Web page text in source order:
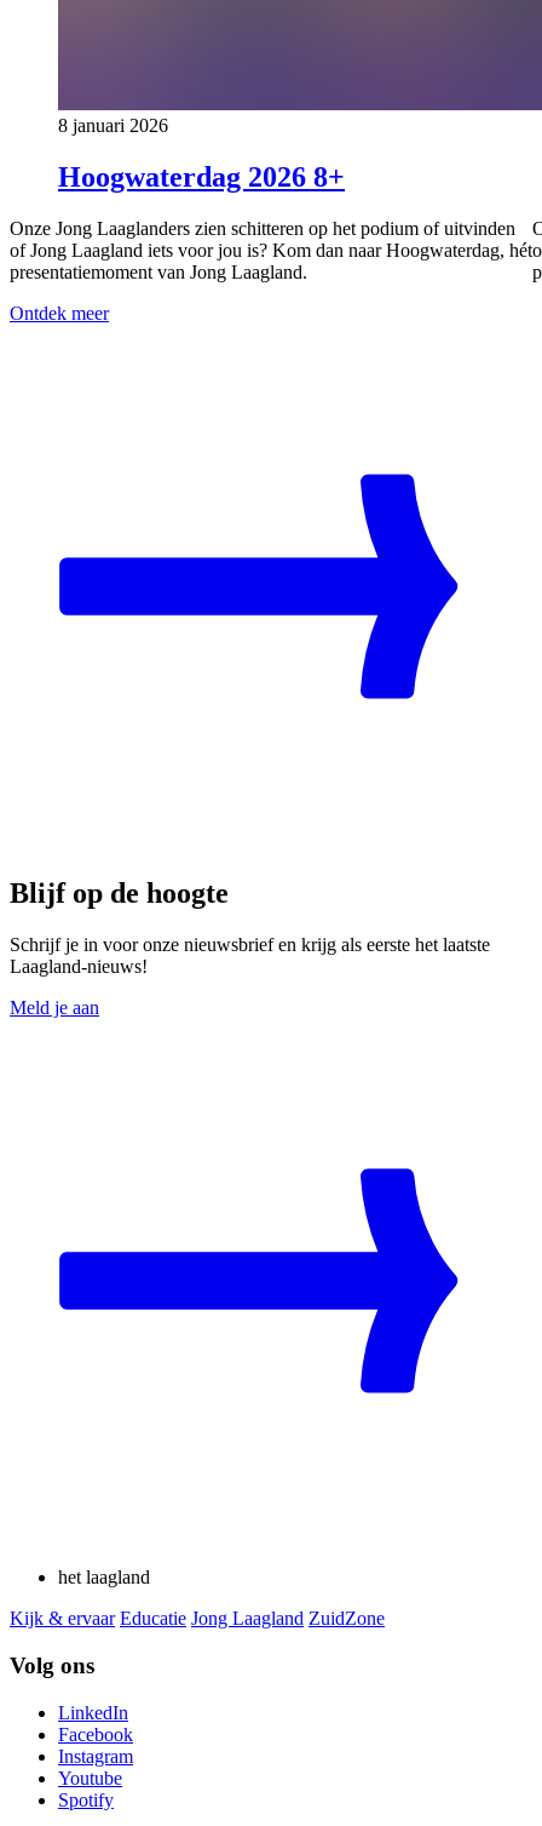
8 januari 2026
Hoogwaterdag 2026 8+
Onze Jong Laaglanders zien schitteren op het podium of uitvinden
of Jong Laagland iets voor jou is? Kom dan naar Hoogwaterdag, hét
presentatiemoment van Jong Laagland.
Ontdek meer
Blijf op de hoogte
Schrijf je in voor onze nieuwsbrief en krijg als eerste het laatste
Laagland-nieuws!
Meld je aan
het laagland
Kijk & ervaar Educatie Jong Laagland ZuidZone
Volg ons
LinkedIn
Facebook
Instagram
Youtube
Spotify